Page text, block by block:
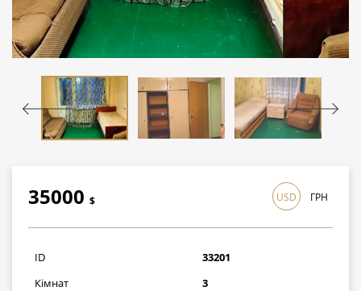
35000 $
1015000грн
USD ГРН
ID
33201
Кімнат
3